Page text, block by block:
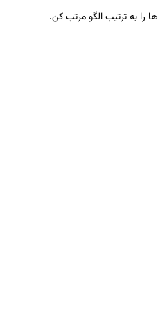
را به ترتیب الگو مرتب کن.